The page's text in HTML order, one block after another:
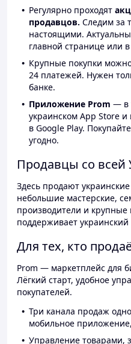
Регулярно проходят
продавцов. Следим за
настоящими.
главной странице или
Крупные покупки
24 платежей. Нужен
банке.
Приложение Prom — в
украинском App Store и
в Google Play.
угодно.
Продавцы со всей
Здесь продают
небольшие мастерские,
производители и
поддерживает украинский
Для тех, кто
Prom — маркетплейс для
Лёгкий старт, удобное
покупателей.
Три канала продаж
мобильное
Управление товарами,